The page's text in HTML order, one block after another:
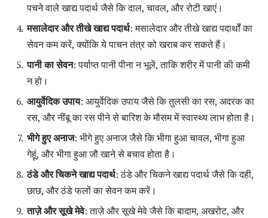
पचने वाले खाद्य पदार्थ जैसे कि दाल, चावल, और रोटी खाएं।
मसालेदार और तीखे खाद्य पदार्थ: मसालेदार और तीखे खाद्य पदार्थों का
सेवन कम करें, क्योंकि ये पाचन तंत्र को खराब कर सकते हैं।
पानी का सेवन: पर्याप्त पानी पीना न भूलें, ताकि शरीर में पानी की कमी
न हो।
आयुर्वेदिक उपाय: आयुर्वेदिक उपाय जैसे कि तुलसी का रस, अदरक का
रस, और नींबू का रस पीने से बारिश के मौसम में स्वास्थ्य लाभ होता है।
भीगे हुए अनाज: भीगे हुए अनाज जैसे कि भीगा हुआ चावल, भीगा हुआ
गेहूं, और भीगा हुआ जौ खाने से बचाव होता है।
ठंडे और चिकने खाद्य पदार्थ: ठंडे और चिकने खाद्य पदार्थ जैसे कि दही,
छाछ, और ठंडे फलों का सेवन कम करें।
ताज़े और सूखे मेवे: ताज़े और सूखे मेवे जैसे कि बादाम, अखरोट, और